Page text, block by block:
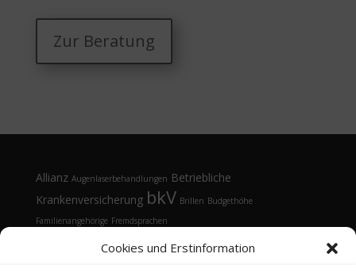
Cookies und Erstinformation
Zur Beratung
Allianz Augenlaserbehandlungen Betriebliche
Krankenversicherung bkV Brillen Budgethöhe
Familienangehörige Fremdsprachen
Gesundheitsmanagement Gesundheitstelefon